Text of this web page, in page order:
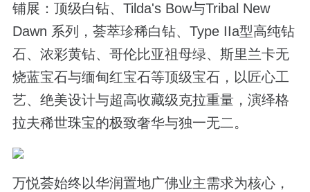
铺展：顶级白钻、Tilda's Bow与Tribal New
Dawn 系列，荟萃珍稀白钻、Type IIa型高纯钻
石、浓彩黄钻、哥伦比亚祖母绿、斯里兰卡无
烧蓝宝石与缅甸红宝石等顶级宝石，以匠心工
艺、绝美设计与超高收藏级克拉重量，演绎格
拉夫稀世珠宝的极致奢华与独一无二。
万悦荟始终以华润置地广佛业主需求为核心，